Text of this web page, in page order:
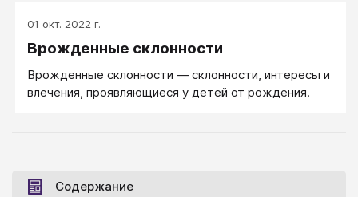
01 окт. 2022 г.
Врожденные склонности
Врожденные склонности — склонности, интересы и
влечения, проявляющиеся у детей от рождения.
Содержание